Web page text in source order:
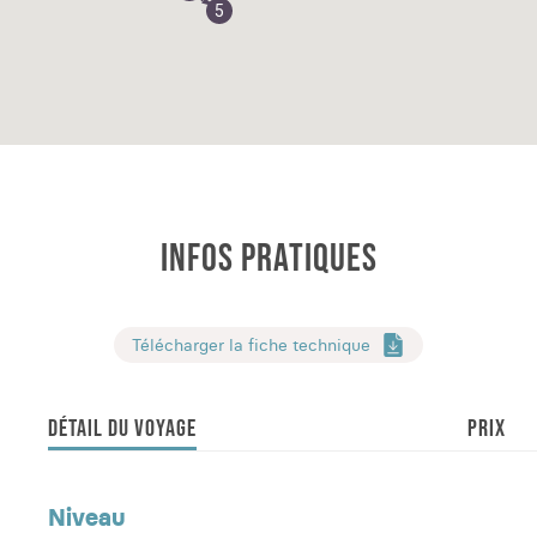
5
INFOS PRATIQUES
Télécharger la fiche technique
DÉTAIL DU VOYAGE PRIX
Niveau